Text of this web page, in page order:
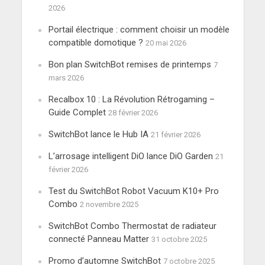
2026
Portail électrique : comment choisir un modèle
compatible domotique ? 20 mai 2026
Bon plan SwitchBot remises de printemps 7
mars 2026
Recalbox 10 : La Révolution Rétrogaming –
Guide Complet 28 février 2026
SwitchBot lance le Hub IA 21 février 2026
L’arrosage intelligent DiO lance DiO Garden 21
février 2026
Test du SwitchBot Robot Vacuum K10+ Pro
Combo 2 novembre 2025
SwitchBot Combo Thermostat de radiateur
connecté Panneau Matter 31 octobre 2025
Promo d’automne SwitchBot 7 octobre 2025